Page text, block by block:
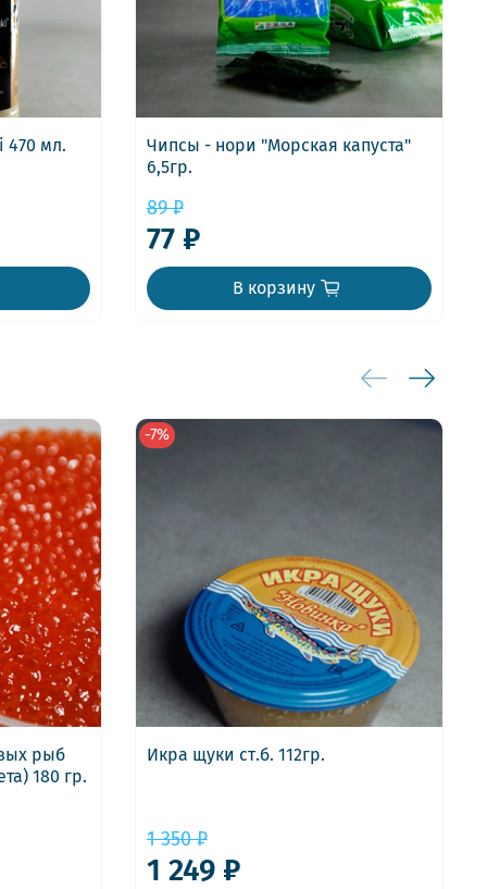
470 мл.
Чипсы - нори "Морская капуста"
6,5гр.
89 ₽
77 ₽
В корзину
рыб
180 гр.
-7%
Икра щуки ст.б. 112гр.
1 350 ₽
1 249 ₽